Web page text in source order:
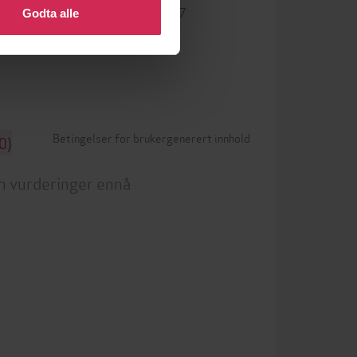
Godta alle
ISBN 9781399636827
Betingelser for brukergenerert innhold
vurderinger ennå